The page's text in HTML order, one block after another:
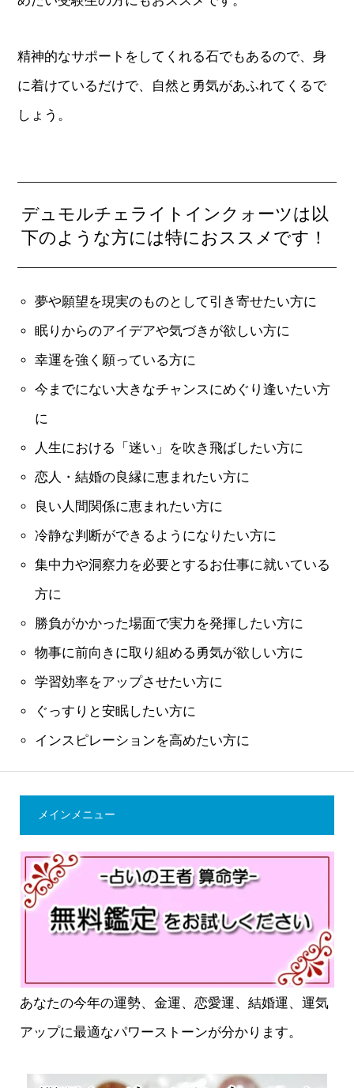
精神的なサポートをしてくれる石でもあるので、身
に着けているだけで、自然と勇気があふれてくるで
しょう。
デュモルチェライトインクォーツは以
下のような方には特におススメです！
夢や願望を現実のものとして引き寄せたい方に
眠りからのアイデアや気づきが欲しい方に
幸運を強く願っている方に
今までにない大きなチャンスにめぐり逢いたい方
に
人生における「迷い」を吹き飛ばしたい方に
恋人・結婚の良縁に恵まれたい方に
良い人間関係に恵まれたい方に
冷静な判断ができるようになりたい方に
集中力や洞察力を必要とするお仕事に就いている
方に
勝負がかかった場面で実力を発揮したい方に
物事に前向きに取り組める勇気が欲しい方に
学習効率をアップさせたい方に
ぐっすりと安眠したい方に
インスピレーションを高めたい方に
メインメニュー
あなたの今年の運勢、金運、恋愛運、結婚運、運気
アップに最適なパワーストーンが分かります。